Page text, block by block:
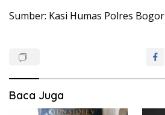
Sumber: Kasi Humas Polres Bogor
Baca Juga